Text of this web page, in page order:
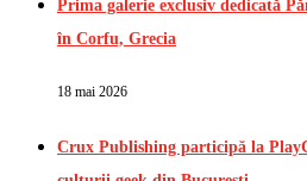
Prima galerie exclusiv dedicată
în Corfu, Grecia
18 mai 2026
Crux Publishing participă la